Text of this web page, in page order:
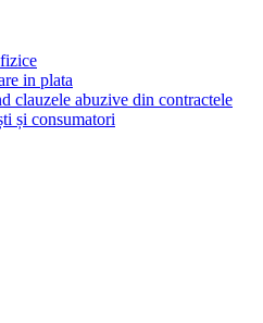
in plata
clauzele abuzive din contractele
și consumatori